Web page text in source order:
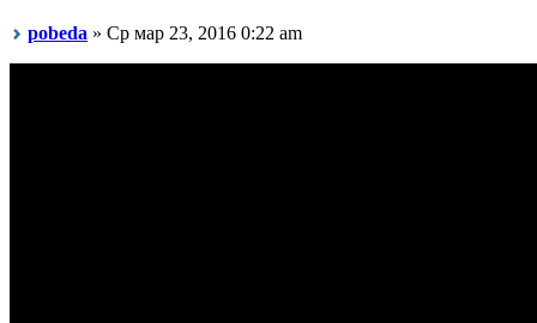
pobeda » Ср мар 23, 2016 0:22 am